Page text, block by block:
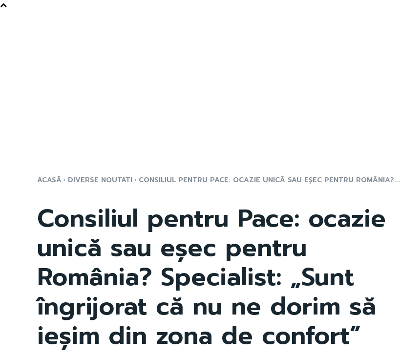
ACASĂ DIVERSE NOUTATI CONSILIUL PENTRU PACE: OCAZIE UNICĂ SAU EȘEC PENTRU ROMÂNIA?...
Consiliul pentru Pace: ocazie
unică sau eșec pentru
România? Specialist: „Sunt
îngrijorat că nu ne dorim să
ieșim din zona de confort”